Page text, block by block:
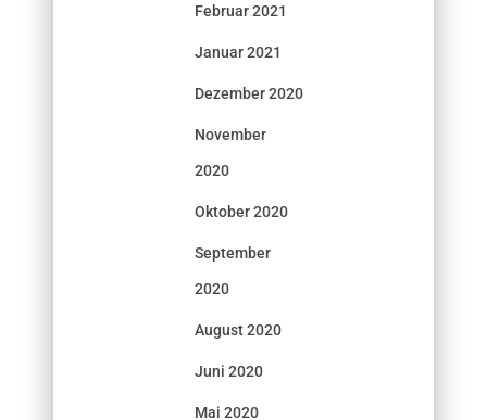
Februar 2021
Januar 2021
Dezember 2020
November
2020
Oktober 2020
September
2020
August 2020
Juni 2020
Mai 2020